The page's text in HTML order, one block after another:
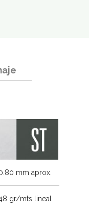
mm aprox.
gr/mts lineal